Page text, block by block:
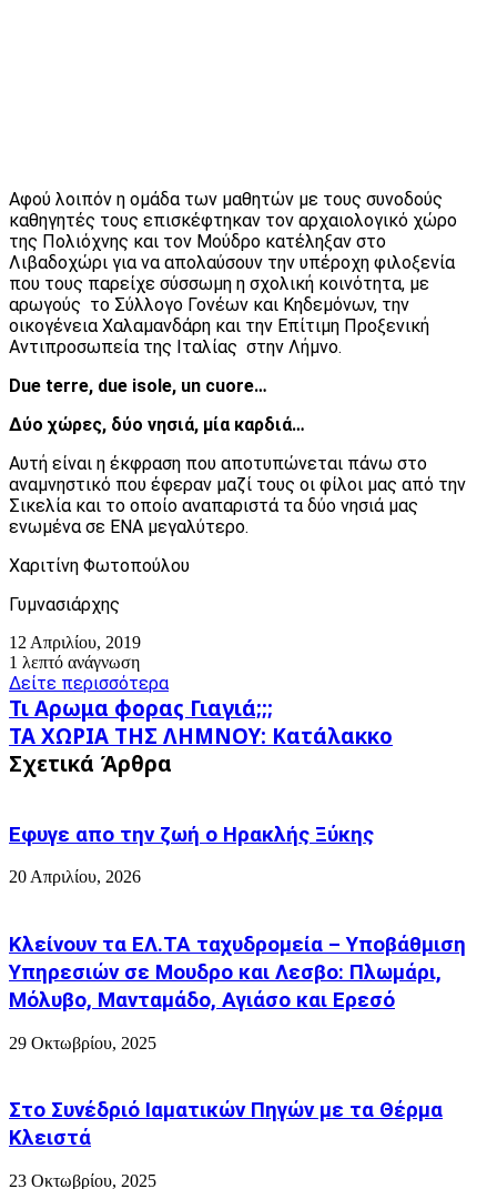
Αφού λοιπόν η ομάδα των μαθητών με τους συνοδούς
καθηγητές τους επισκέφτηκαν τον αρχαιολογικό χώρο
της Πολιόχνης και τον Μούδρο κατέληξαν στο
Λιβαδοχώρι για να απολαύσουν την υπέροχη φιλοξενία
που τους παρείχε σύσσωμη η σχολική κοινότητα, με
αρωγούς το Σύλλογο Γονέων και Κηδεμόνων, την
οικογένεια Χαλαμανδάρη και την Επίτιμη Προξενική
Αντιπροσωπεία της Ιταλίας στην Λήμνο.
Due terre, due isole, un cuore…
Δύο χώρες, δύο νησιά, μία καρδιά…
Αυτή είναι η έκφραση που αποτυπώνεται πάνω στο
αναμνηστικό που έφεραν μαζί τους οι φίλοι μας από την
Σικελία και το οποίο αναπαριστά τα δύο νησιά μας
ενωμένα σε ΕΝΑ μεγαλύτερο.
Χαριτίνη Φωτοπούλου
Γυμνασιάρχης
12 Απριλίου, 2019
1 λεπτό ανάγνωση
Δείτε περισσότερα
Τι
Αρωμα
φορας
Γιαγιά;;;
Τι Αρωμα φορας Γιαγιά;;;
ΤΑ
ΧΩΡΙΑ
ΤΗΣ
ΤΑ ΧΩΡΙΑ ΤΗΣ ΛΗΜΝΟΥ: Κατάλακκο
Σχετικά Άρθρα
Εφυγε απο την ζωή o Ηρακλής Ξύκης
20 Απριλίου, 2026
Κλείνουν τα ΕΛ.ΤΑ ταχυδρομεία – Υποβάθμιση
Υπηρεσιών σε Μουδρο και Λεσβο: Πλωμάρι,
Μόλυβο, Μανταμάδο, Αγιάσο και Ερεσό
29 Οκτωβρίου, 2025
Στο Συνέδριό Ιαματικών Πηγών με τα Θέρμα
Κλειστά
23 Οκτωβρίου, 2025